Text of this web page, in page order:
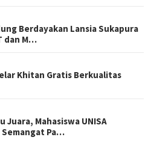
Berdayakan Lansia Sukapura
dan M…
Khitan Gratis Berkualitas
Juara, Mahasiswa UNISA
Pa…